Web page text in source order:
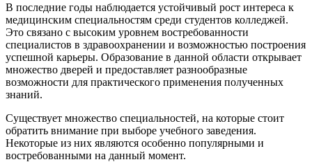
В последние годы наблюдается устойчивый рост интереса к
медицинским специальностям среди студентов колледжей.
Это связано с высоким уровнем востребованности
специалистов в здравоохранении и возможностью построения
успешной карьеры. Образование в данной области открывает
множество дверей и предоставляет разнообразные
возможности для практического применения полученных
знаний.
Существует множество специальностей, на которые стоит
обратить внимание при выборе учебного заведения.
Некоторые из них являются особенно популярными и
востребованными на данный момент.